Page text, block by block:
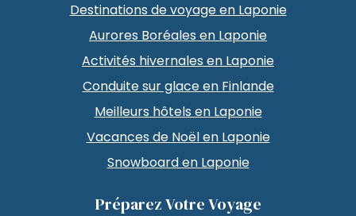
Destinations de voyage en Laponie
Aurores Boréales en Laponie
Activités hivernales en Laponie
Conduite sur glace en Finlande
Meilleurs hôtels en Laponie
Vacances de Noël en Laponie
Snowboard en Laponie
Préparez Votre Voyage